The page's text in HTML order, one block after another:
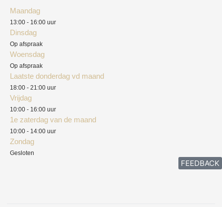
Maandag
13:00 - 16:00 uur
Dinsdag
Op afspraak
Woensdag
Op afspraak
Laatste donderdag vd maand
18:00 - 21:00 uur
Vrijdag
10:00 - 16:00 uur
1e zaterdag van de maand
10:00 - 14:00 uur
Zondag
Gesloten
FEEDBACK